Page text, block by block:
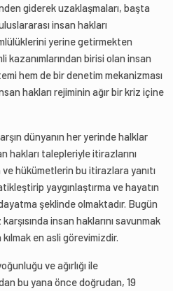
giderek uzaklaşmaları, başta
insan hakları
yerine getirmekten
kazanımlarından birisi olan insan
hem de bir denetim mekanizması
hakları rejiminin ağır bir kriz içine
dünyanın her yerinde halklar
hakları talepleriyle itirazlarını
hükümetlerin bu itirazlara yanıtı
yaygınlaştırma ve hayatın
şeklinde olmaktadır. Bugün
insan haklarını savunmak
en asli görevimizdir.
ve ağırlığı ile
bu yana önce doğrudan, 19